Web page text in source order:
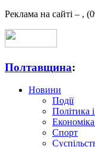
Реклама на сайті – ,
Полтавщина:
Новини
Події
Політика
Економіка
Спорт